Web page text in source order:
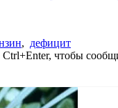
, дефицит
чтобы